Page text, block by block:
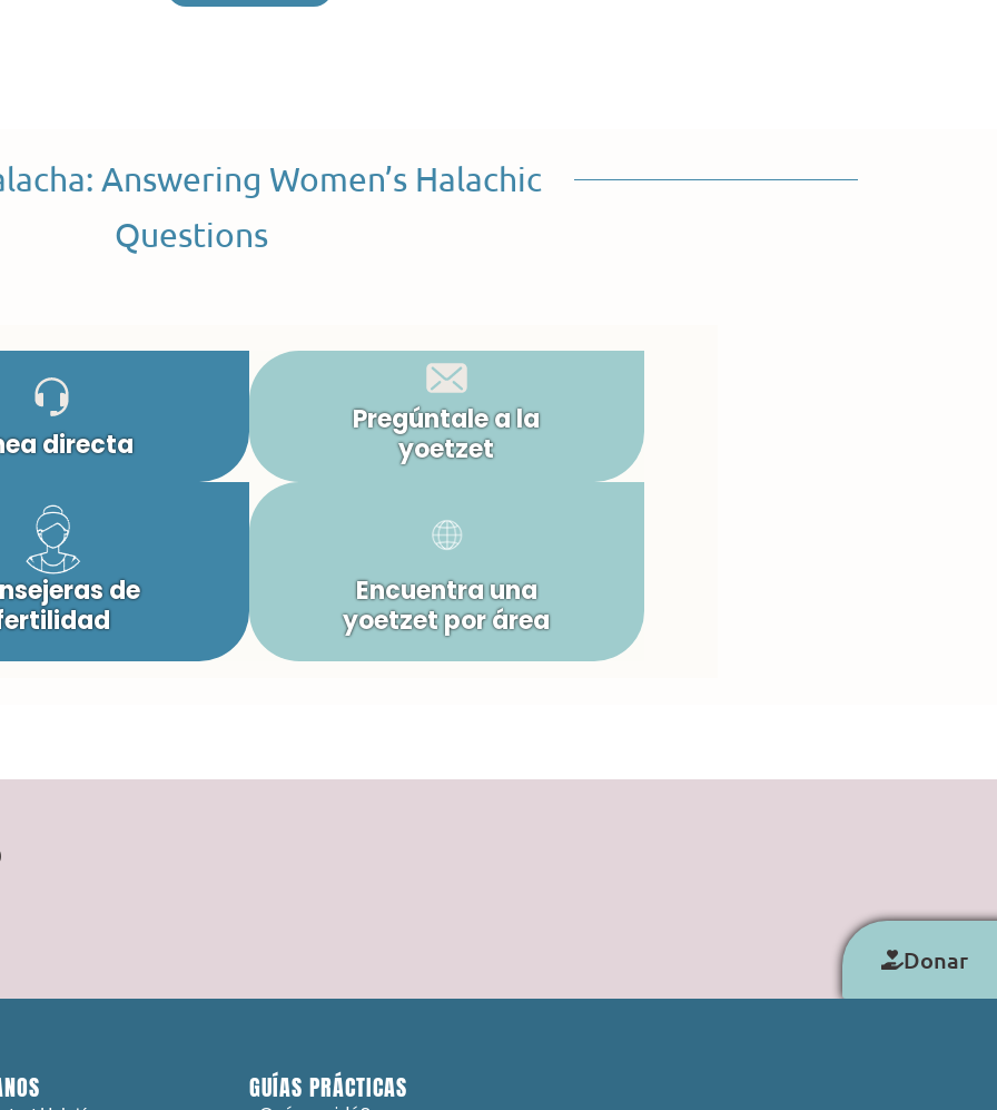
Answering Women’s Halachic
Questions
directa
Pregúntale a la
yoetzet
de
Encuentra una
yoetzet por área
Donar
GUÍAS PRÁCTICAS